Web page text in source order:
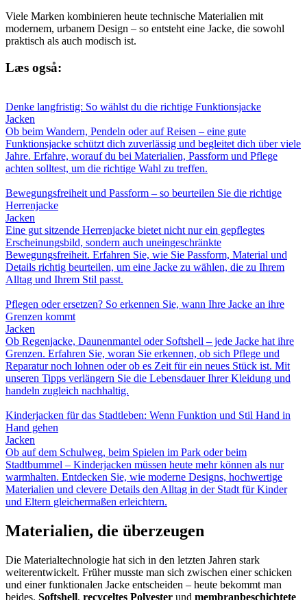
Viele Marken kombinieren heute technische Materialien mit
modernem, urbanem Design – so entsteht eine Jacke, die sowohl
praktisch als auch modisch ist.
Læs også:
Denke langfristig: So wählst du die richtige Funktionsjacke
Jacken
Ob beim Wandern, Pendeln oder auf Reisen – eine gute
Funktionsjacke schützt dich zuverlässig und begleitet dich über viele
Jahre. Erfahre, worauf du bei Materialien, Passform und Pflege
achten solltest, um die richtige Wahl zu treffen.
Bewegungsfreiheit und Passform – so beurteilen Sie die richtige
Herrenjacke
Jacken
Eine gut sitzende Herrenjacke bietet nicht nur ein gepflegtes
Erscheinungsbild, sondern auch uneingeschränkte
Bewegungsfreiheit. Erfahren Sie, wie Sie Passform, Material und
Details richtig beurteilen, um eine Jacke zu wählen, die zu Ihrem
Alltag und Ihrem Stil passt.
Pflegen oder ersetzen? So erkennen Sie, wann Ihre Jacke an ihre
Grenzen kommt
Jacken
Ob Regenjacke, Daunenmantel oder Softshell – jede Jacke hat ihre
Grenzen. Erfahren Sie, woran Sie erkennen, ob sich Pflege und
Reparatur noch lohnen oder ob es Zeit für ein neues Stück ist. Mit
unseren Tipps verlängern Sie die Lebensdauer Ihrer Kleidung und
handeln zugleich nachhaltig.
Kinderjacken für das Stadtleben: Wenn Funktion und Stil Hand in
Hand gehen
Jacken
Ob auf dem Schulweg, beim Spielen im Park oder beim
Stadtbummel – Kinderjacken müssen heute mehr können als nur
warmhalten. Entdecken Sie, wie moderne Designs, hochwertige
Materialien und clevere Details den Alltag in der Stadt für Kinder
und Eltern gleichermaßen erleichtern.
Materialien, die überzeugen
Die Materialtechnologie hat sich in den letzten Jahren stark
weiterentwickelt. Früher musste man sich zwischen einer schicken
und einer funktionalen Jacke entscheiden – heute bekommt man
beides. Softshell, recyceltes Polyester und membranbeschichtete